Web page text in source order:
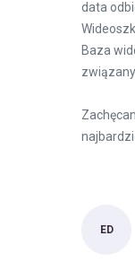
data
Baza
ED